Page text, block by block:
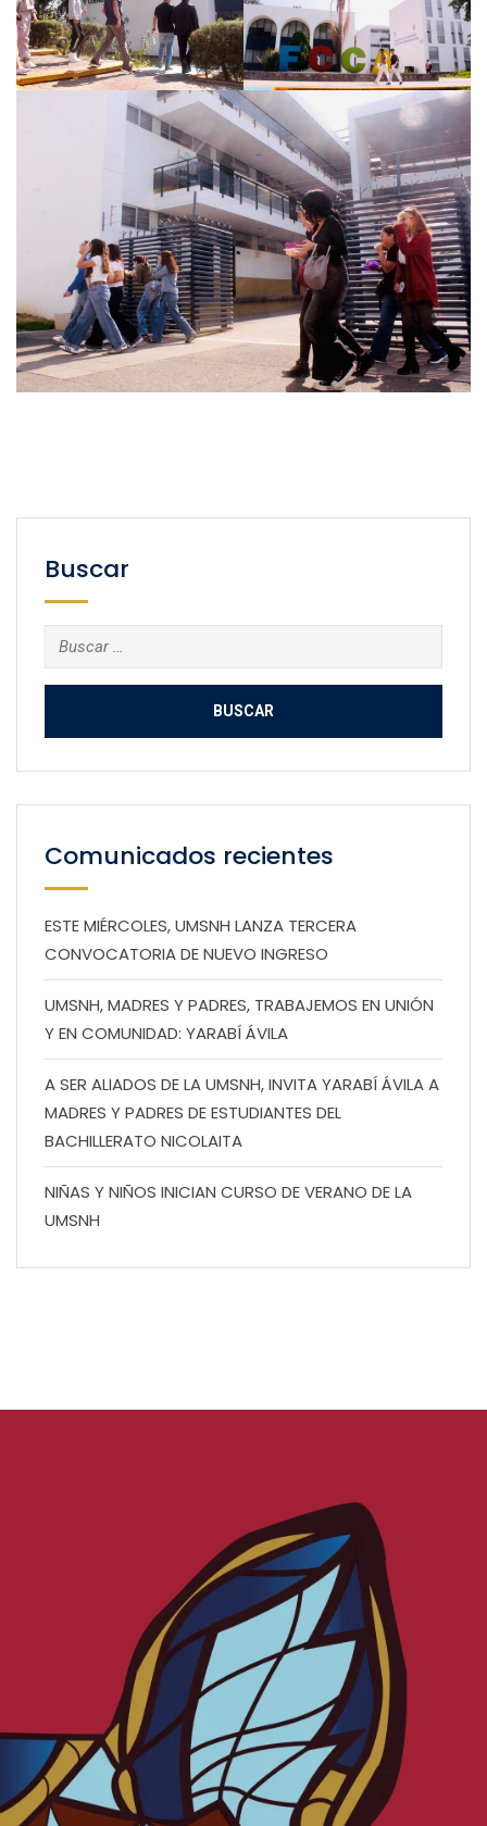
Buscar
Buscar:
Comunicados recientes
ESTE MIÉRCOLES, UMSNH LANZA TERCERA
CONVOCATORIA DE NUEVO INGRESO
UMSNH, MADRES Y PADRES, TRABAJEMOS EN UNIÓN
Y EN COMUNIDAD: YARABÍ ÁVILA
A SER ALIADOS DE LA UMSNH, INVITA YARABÍ ÁVILA A
MADRES Y PADRES DE ESTUDIANTES DEL
BACHILLERATO NICOLAITA
NIÑAS Y NIÑOS INICIAN CURSO DE VERANO DE LA
UMSNH